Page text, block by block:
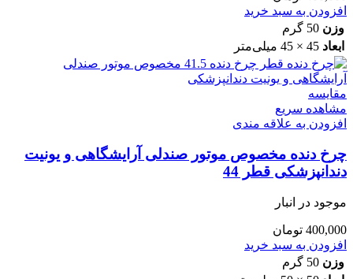
افزودن به سبد خرید
وزن 50 گرم
ابعاد 45 × 45 میلی‌متر
مقایسه
مشاهده سریع
افزودن به علاقه مندی
چرخ دنده مخصوص موتور صندلی آرایشگاهی و یونیت
دندانپزشکی قطر 44
موجود در انبار
400,000 تومان
افزودن به سبد خرید
وزن 50 گرم